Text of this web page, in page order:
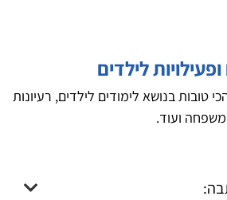
לילדים
טובות בנושא לימודים לילדים, רעיונות
ועוד.